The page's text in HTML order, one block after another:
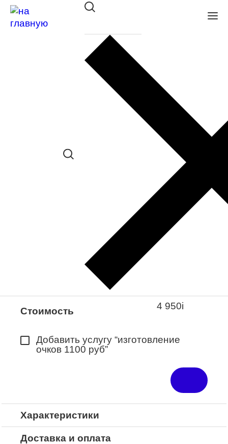
Оправа Merel 7238 C01
в наличии (До 5 шт.) *наличие товара в
конкретном салоне необходимо
Закажите понравившуюся модель
в ближайший салон “Оптик-Экспресс”.
*Доступно для Республики
Стоимость 4 950i
Добавить услугу “изготовление
очков 1100 руб”
Сравнить товар
Характеристики
Доставка и оплата